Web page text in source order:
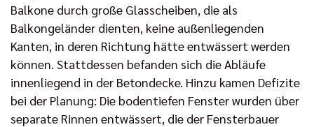
Balkone durch große Glasscheiben, die als
Balkongeländer dienten, keine außenliegenden
Kanten, in deren Richtung hätte entwässert werden
können. Stattdessen befanden sich die Abläufe
innenliegend in der Betondecke. Hinzu kamen Defizite
bei der Planung: Die bodentiefen Fenster wurden über
separate Rinnen entwässert, die der Fensterbauer